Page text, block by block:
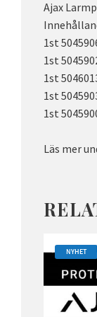
Ajax
1st
1st
1st
1st
1st
Läs mer
NYHET